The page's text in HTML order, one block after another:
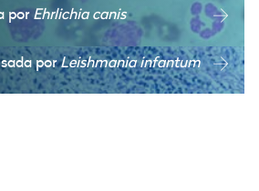
porEhrlichia canis
porLeishmania infantum